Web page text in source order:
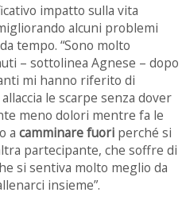
impatto sulla vita
alcuni problemi
tempo. “Sono molto
– sottolinea Agnese – dopo
mi hanno riferito di
allaccia le scarpe senza dover
meno dolori mentre fa le
a camminare fuori perché si
partecipante, che soffre di
si sentiva molto meglio da
insieme”.